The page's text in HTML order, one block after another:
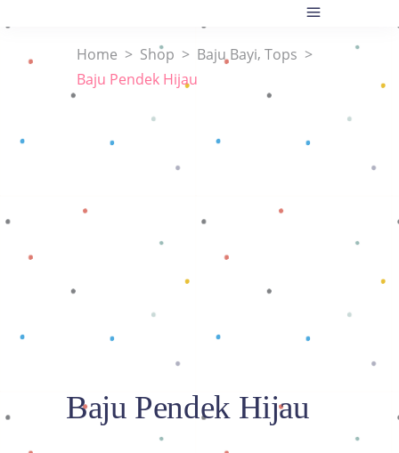
Home > Shop > Baju Bayi, Tops >
Baju Pendek Hijau
Baju Pendek Hijau